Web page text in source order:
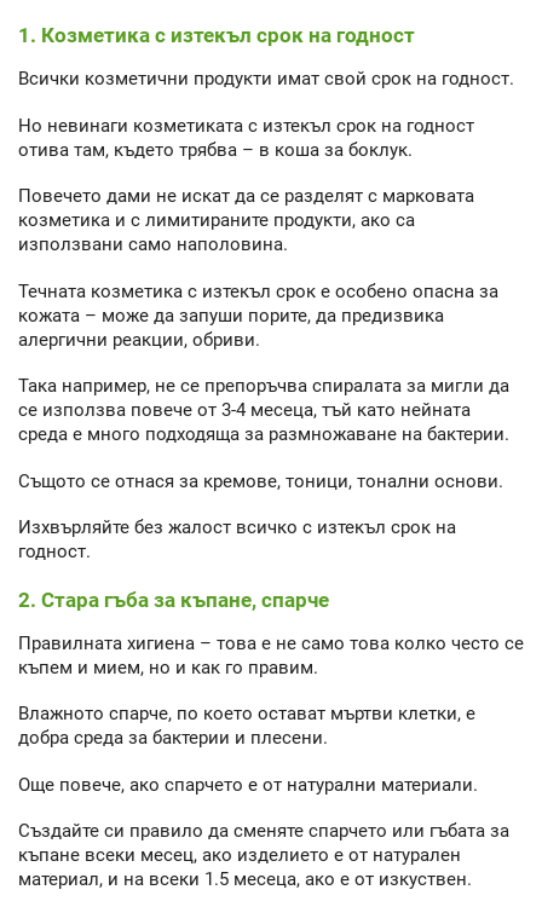
1. Козметика с изтекъл срок на годност
Всички козметични продукти имат свой срок на годност.
Но невинаги козметиката с изтекъл срок на годност
отива там, където трябва – в коша за боклук.
Повечето дами не искат да се разделят с марковата
козметика и с лимитираните продукти, ако са
използвани само наполовина.
Течната козметика с изтекъл срок е особено опасна за
кожата – може да запуши порите, да предизвика
алергични реакции, обриви.
Така например, не се препоръчва спиралата за мигли да
се използва повече от 3-4 месеца, тъй като нейната
среда е много подходяща за размножаване на бактерии.
Същото се отнася за кремове, тоници, тонални основи.
Изхвърляйте без жалост всичко с изтекъл срок на
годност.
2. Стара гъба за къпане, спарче
Правилната хигиена – това е не само това колко често се
къпем и мием, но и как го правим.
Влажното спарче, по което остават мъртви клетки, е
добра среда за бактерии и плесени.
Още повече, ако спарчето е от натурални материали.
Създайте си правило да сменяте спарчето или гъбата за
къпане всеки месец, ако изделието е от натурален
материал, и на всеки 1.5 месеца, ако е от изкуствен.